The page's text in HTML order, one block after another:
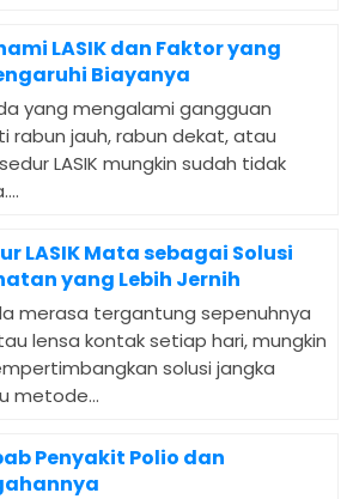
LASIK dan Faktor yang
Biayanya
yang mengalami gangguan
rabun jauh, rabun dekat, atau
LASIK mungkin sudah tidak
LASIK Mata sebagai Solusi
yang Lebih Jernih
merasa tergantung sepenuhnya
lensa kontak setiap hari, mungkin
solusi jangka
metode...
Penyakit Polio dan